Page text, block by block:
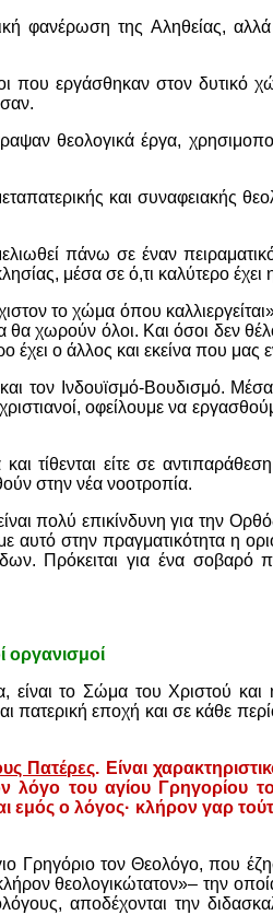
φανέρωση της Αληθείας,
που εργάσθηκαν στον δυτικό
θεολογικά έργα,
και συναφειακής
πάνω σε έναν
μέσα σε ό,τι καλύτερο έχει
το χώμα όπου καλλιεργείται»
θα χωρούν όλοι. Και όσοι δεν
έχει ο άλλος και εκείνα που μας
τον Ινδουϊσμό-Βουδισμό.
οφείλουμε να
τίθενται είτε σε
στην νέα νοοτροπία.
πολύ επικίνδυνη για την
αυτό στην πραγματικότητα η
Πρόκειται για ένα
οργανισμοί
είναι το Σώμα του Χριστού
πατερική εποχή και σε κάθε
Πατέρες. Είναι
του αγίου Γρηγορίου
εμός ο λόγος· κλήρον γαρ
Γρηγόριο τον Θεολόγο, που
θεολογικώτατον»– την
αποδέχονται την